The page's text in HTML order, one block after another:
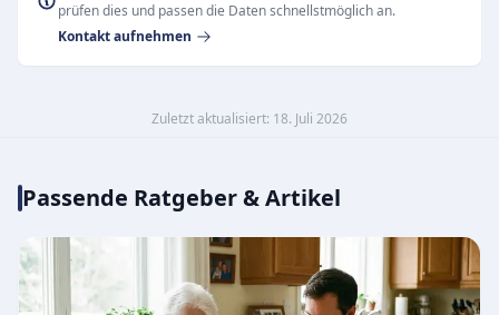
prüfen dies und passen die Daten schnellstmöglich an.
Kontakt aufnehmen
Zuletzt aktualisiert: 18. Juli 2026
Passende Ratgeber & Artikel